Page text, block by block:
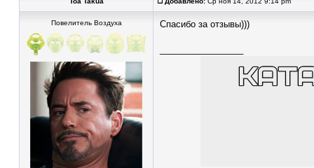
Повелитель Воздуха Спасибо за отзывы)))